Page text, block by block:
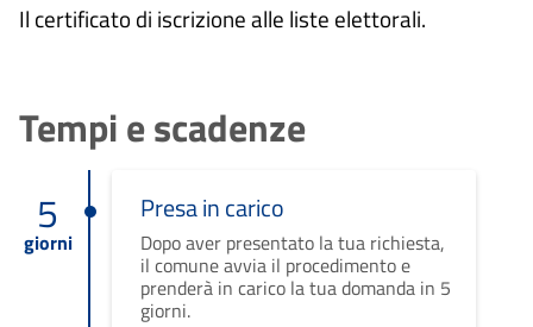
Il certificato di iscrizione alle liste elettorali.
Tempi e scadenze
5
giorni
Presa in carico
Dopo aver presentato la tua richiesta,
il comune avvia il procedimento e
prenderà in carico la tua domanda in 5
giorni.